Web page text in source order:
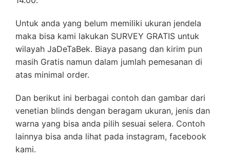
Untuk anda yang belum memiliki ukuran jendela
maka bisa kami lakukan SURVEY GRATIS untuk
wilayah JaDeTaBek. Biaya pasang dan kirim pun
masih Gratis namun dalam jumlah pemesanan di
atas minimal order.
Dan berikut ini berbagai contoh dan gambar dari
venetian blinds dengan beragam ukuran, jenis dan
warna yang bisa anda pilih sesuai selera. Contoh
lainnya bisa anda lihat pada instagram, facebook
kami.